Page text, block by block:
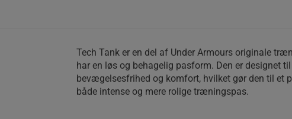
Tech Tank er en del af Under Armours originale
har en løs og behagelig pasform. Den er designet
bevægelsesfrihed og komfort, hvilket gør den til et
både intense og mere rolige træningspas.